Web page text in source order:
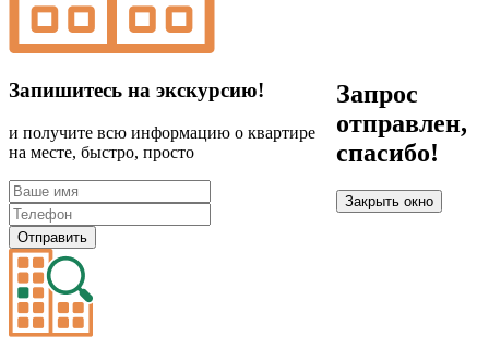
Запишитесь на экскурсию!
и получите всю информацию о квартире
на месте, быстро, просто
Отправить
Запрос
отправлен,
спасибо!
Закрыть окно